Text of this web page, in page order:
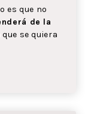
es que no
de la
que se quiera